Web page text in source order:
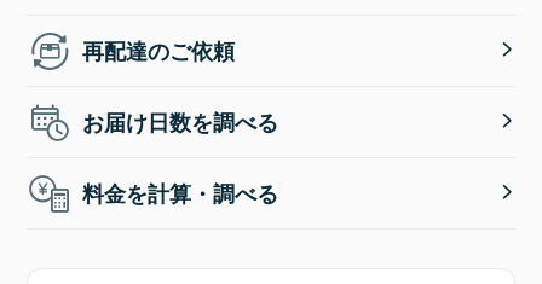
再配達のご依頼
お届け日数を調べる
料金を計算・調べる